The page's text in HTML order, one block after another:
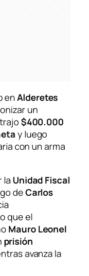
enAlderetes
un
$400.000
y luego
con un arma
laUnidad Fiscal
deCarlos
que el
Mauro Leonel
prisión
avanza la